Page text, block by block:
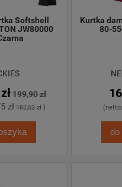
Softshell
JW80000
199,90 zł
zł 162,52 zł)
Kurtka
80-
(netto: